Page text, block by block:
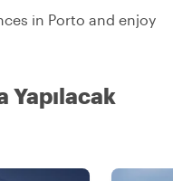
in Porto and enjoy
Yapılacak